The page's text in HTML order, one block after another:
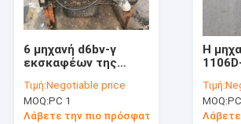
6 μηχανή d6bv-γ
εκσκαφέων της
μέρη για R220LC-
9Shipping και
χειρισμού των
Τιμή:Negotiable price
MOQ:PC 1
Λάβετε την πιο πρόσφατη τιμή
Η
λίτρο
Τιμή:
MOQ: